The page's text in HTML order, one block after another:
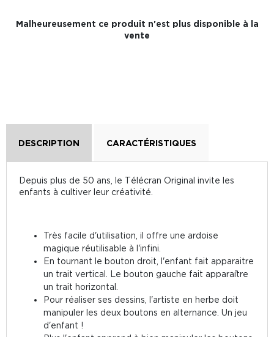
Malheureusement ce produit n'est plus disponible à la
vente
DESCRIPTION CARACTÉRISTIQUES
Depuis plus de 50 ans, le Télécran Original invite les
enfants à cultiver leur créativité.
Très facile d'utilisation, il offre une ardoise
magique réutilisable à l'infini.
En tournant le bouton droit, l'enfant fait apparaitre
un trait vertical. Le bouton gauche fait apparaître
un trait horizontal.
Pour réaliser ses dessins, l'artiste en herbe doit
manipuler les deux boutons en alternance. Un jeu
d'enfant !